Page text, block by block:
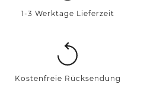
1-3 Werktage Lieferzeit
Kostenfreie Rücksendung